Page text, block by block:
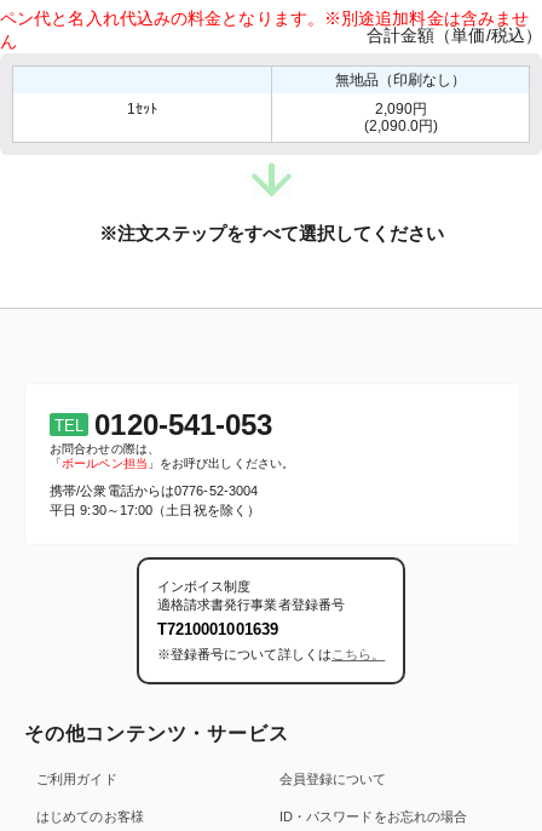
ペン代と名入れ代込みの料金となります。※別途追加料金は含みませ
ん
合計金額（単価/税込）
無地品（印刷なし）
1ｾｯﾄ
2,090円
(2,090.0円)
※注文ステップをすべて選択してください
TEL 0120-541-053
お問合わせの際は、
「ボールペン担当 」をお呼び出しください。
携帯/公衆電話からは0776-52-3004
平日 9:30～17:00（土日祝を除く）
インボイス制度
適格請求書発行事業者登録番号
T7210001001639
※登録番号について詳しくは こちら。
その他コンテンツ・サービス
ご利用ガイド
はじめてのお客様
会員登録について
ID・パスワードをお忘れの場合